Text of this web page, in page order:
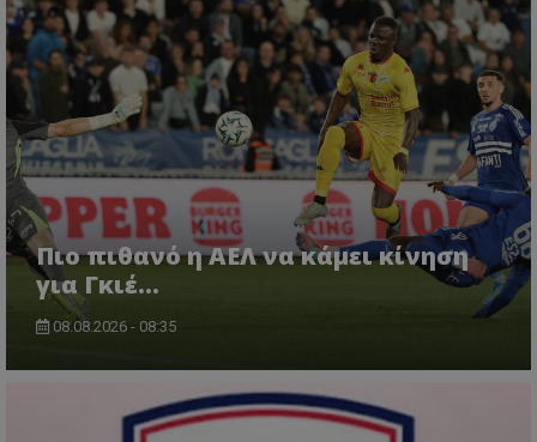
Πιο πιθανό η ΑΕΛ να κάμει κίνηση
για Γκιέ…
08.08.2026 - 08:35